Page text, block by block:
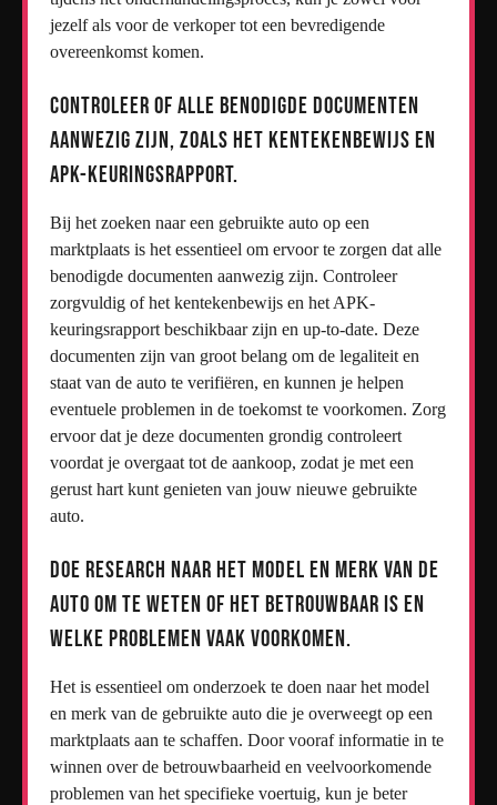
jezelf als voor de verkoper tot een bevredigende
overeenkomst komen.
Controleer of alle benodigde documenten
aanwezig zijn, zoals het kentekenbewijs en
APK-keuringsrapport.
Bij het zoeken naar een gebruikte auto op een
marktplaats is het essentieel om ervoor te zorgen dat alle
benodigde documenten aanwezig zijn. Controleer
zorgvuldig of het kentekenbewijs en het APK-
keuringsrapport beschikbaar zijn en up-to-date. Deze
documenten zijn van groot belang om de legaliteit en
staat van de auto te verifiëren, en kunnen je helpen
eventuele problemen in de toekomst te voorkomen. Zorg
ervoor dat je deze documenten grondig controleert
voordat je overgaat tot de aankoop, zodat je met een
gerust hart kunt genieten van jouw nieuwe gebruikte
auto.
Doe research naar het model en merk van de
auto om te weten of het betrouwbaar is en
welke problemen vaak voorkomen.
Het is essentieel om onderzoek te doen naar het model
en merk van de gebruikte auto die je overweegt op een
marktplaats aan te schaffen. Door vooraf informatie in te
winnen over de betrouwbaarheid en veelvoorkomende
problemen van het specifieke voertuig, kun je beter